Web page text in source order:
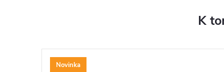
K
Novinka